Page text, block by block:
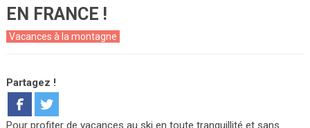
EN FRANCE !
Vacances à la montagne
Partagez !
Pour profiter de vacances au ski en toute tranquillité et sans